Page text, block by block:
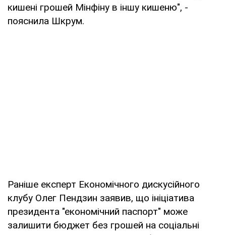
кишені грошей Мінфіну в іншу кишеню", -
пояснила Шкрум.
Раніше експерт Економічного дискусійного
клубу Олег Пендзин заявив, що ініціатива
президента "економічний паспорт" може
залишити бюджет без грошей на соціальні